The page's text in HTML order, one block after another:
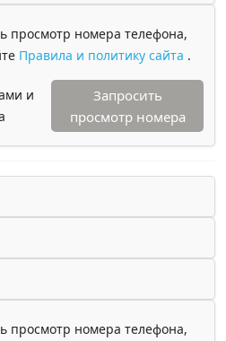
просмотр номера телефона,
Правила и политику сайта .
и
Запросить
просмотр номера
просмотр номера телефона,